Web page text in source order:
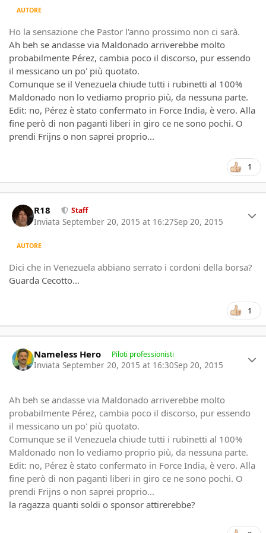
Marciello. Al suo fianco è possibile che ci sia uno
Alexander Rossi, ma non scordiamoci del giovane Stroll,
canadese e anch'egli pilota Ferrari.
Vediamo cosa succederà da qui a novembre/dicembre...
AUTORE
Ho la sensazione che Pastor l'anno prossimo non ci sarà.
Ah beh se andasse via Maldonado arriverebbe molto
probabilmente Pérez, cambia poco il discorso, pur essendo
il messicano un po' più quotato.
Comunque se il Venezuela chiude tutti i rubinetti al 100%
Maldonado non lo vediamo proprio più, da nessuna parte.
Edit: no, Pérez è stato confermato in Force India, è vero. Alla
fine però di non paganti liberi in giro ce ne sono pochi. O
prendi Frijns o non saprei proprio...
1
R18 Staff
Inviata September 20, 2015 at 16:27Sep 20, 2015
AUTORE
Dici che in Venezuela abbiano serrato i cordoni della borsa?
Guarda Cecotto...
1
Nameless Hero Piloti professionisti
Inviata September 20, 2015 at 16:30Sep 20, 2015
Ah beh se andasse via Maldonado arriverebbe molto
probabilmente Pérez, cambia poco il discorso, pur essendo
il messicano un po' più quotato.
Comunque se il Venezuela chiude tutti i rubinetti al 100%
Maldonado non lo vediamo proprio più, da nessuna parte.
Edit: no, Pérez è stato confermato in Force India, è vero. Alla
fine però di non paganti liberi in giro ce ne sono pochi. O
prendi Frijns o non saprei proprio...
la ragazza quanti soldi o sponsor attirerebbe?